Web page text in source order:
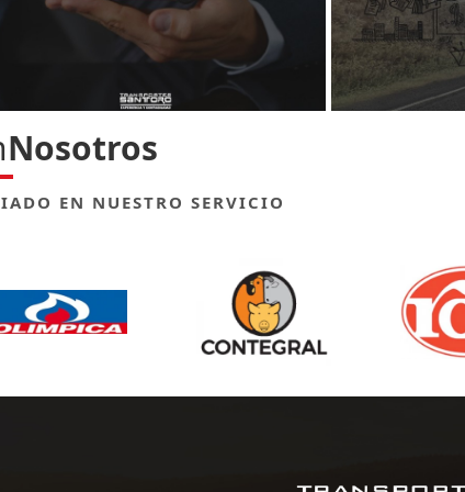
Nosotros
EN NUESTRO SERVICIO